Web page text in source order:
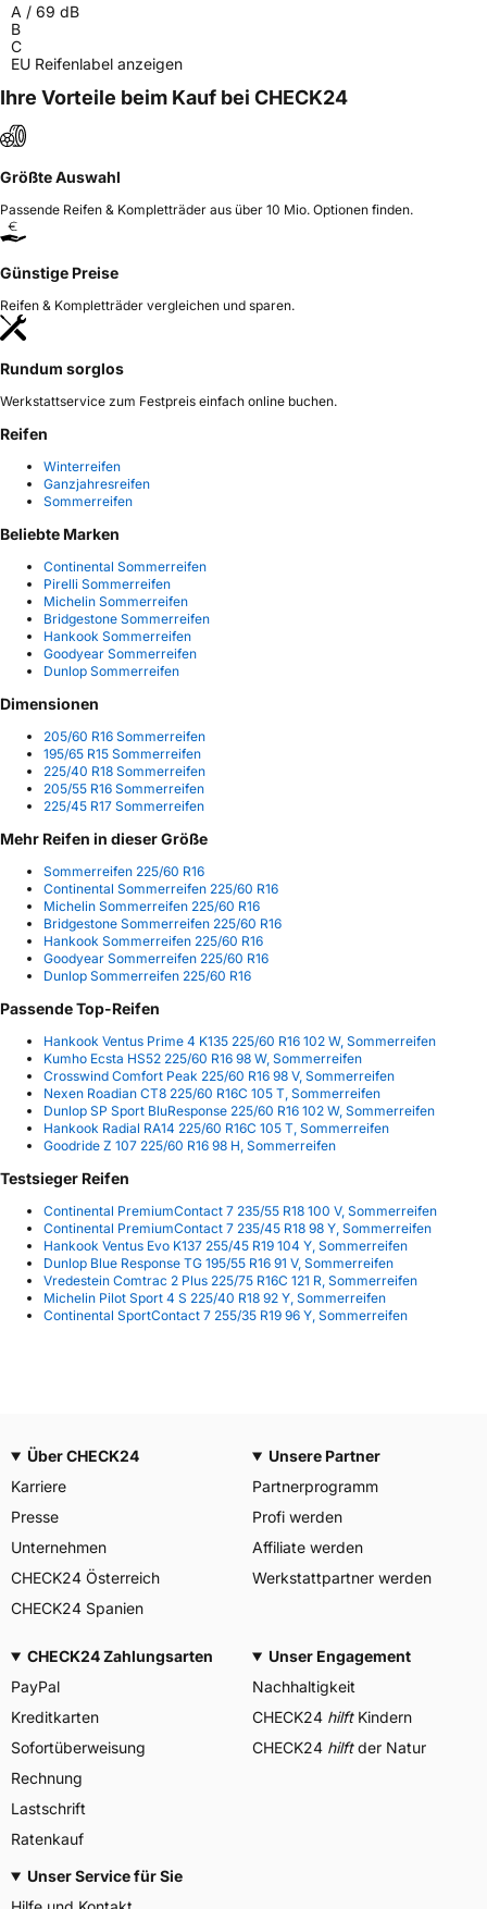
A / 69 dB
B
C
EU Reifenlabel anzeigen
Ihre Vorteile beim Kauf bei CHECK24
Größte Auswahl
Passende Reifen & Kompletträder aus über 10 Mio. Optionen finden.
Günstige Preise
Reifen & Kompletträder vergleichen und sparen.
Rundum sorglos
Werkstattservice zum Festpreis einfach online buchen.
Reifen
Winterreifen
Ganzjahresreifen
Sommerreifen
Beliebte Marken
Continental Sommerreifen
Pirelli Sommerreifen
Michelin Sommerreifen
Bridgestone Sommerreifen
Hankook Sommerreifen
Goodyear Sommerreifen
Dunlop Sommerreifen
Dimensionen
205/60 R16 Sommerreifen
195/65 R15 Sommerreifen
225/40 R18 Sommerreifen
205/55 R16 Sommerreifen
225/45 R17 Sommerreifen
Mehr Reifen in dieser Größe
Sommerreifen 225/60 R16
Continental Sommerreifen 225/60 R16
Michelin Sommerreifen 225/60 R16
Bridgestone Sommerreifen 225/60 R16
Hankook Sommerreifen 225/60 R16
Goodyear Sommerreifen 225/60 R16
Dunlop Sommerreifen 225/60 R16
Passende Top-Reifen
Hankook Ventus Prime 4 K135 225/60 R16 102 W, Sommerreifen
Kumho Ecsta HS52 225/60 R16 98 W, Sommerreifen
Crosswind Comfort Peak 225/60 R16 98 V, Sommerreifen
Nexen Roadian CT8 225/60 R16C 105 T, Sommerreifen
Dunlop SP Sport BluResponse 225/60 R16 102 W, Sommerreifen
Hankook Radial RA14 225/60 R16C 105 T, Sommerreifen
Goodride Z 107 225/60 R16 98 H, Sommerreifen
Testsieger Reifen
Continental PremiumContact 7 235/55 R18 100 V, Sommerreifen
Continental PremiumContact 7 235/45 R18 98 Y, Sommerreifen
Hankook Ventus Evo K137 255/45 R19 104 Y, Sommerreifen
Dunlop Blue Response TG 195/55 R16 91 V, Sommerreifen
Vredestein Comtrac 2 Plus 225/75 R16C 121 R, Sommerreifen
Michelin Pilot Sport 4 S 225/40 R18 92 Y, Sommerreifen
Continental SportContact 7 255/35 R19 96 Y, Sommerreifen
Über CHECK24
Karriere
Presse
Unternehmen
CHECK24 Österreich
CHECK24 Spanien
Unsere Partner
Partnerprogramm
Profi werden
Affiliate werden
Werkstattpartner werden
CHECK24 Zahlungsarten
PayPal
Kreditkarten
Sofortüberweisung
Rechnung
Lastschrift
Ratenkauf
Unser Engagement
Nachhaltigkeit
CHECK24 hilftKindern
CHECK24 hilftder Natur
Unser Service für Sie